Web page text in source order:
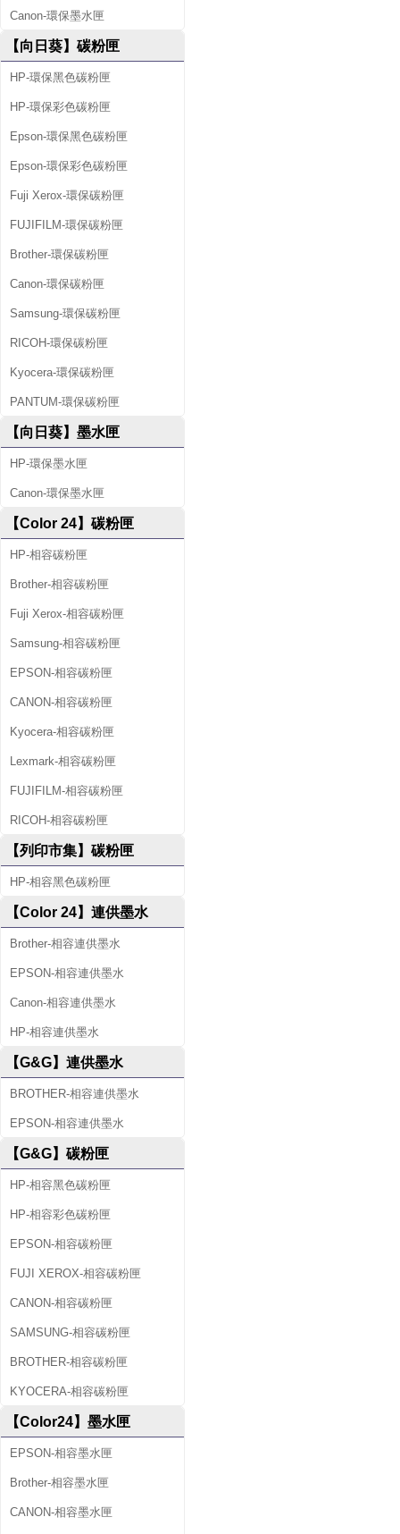
Canon-環保墨水匣
【向日葵】碳粉匣
HP-環保黑色碳粉匣
HP-環保彩色碳粉匣
Epson-環保黑色碳粉匣
Epson-環保彩色碳粉匣
Fuji Xerox-環保碳粉匣
FUJIFILM-環保碳粉匣
Brother-環保碳粉匣
Canon-環保碳粉匣
Samsung-環保碳粉匣
RICOH-環保碳粉匣
Kyocera-環保碳粉匣
PANTUM-環保碳粉匣
【向日葵】墨水匣
HP-環保墨水匣
Canon-環保墨水匣
【Color 24】碳粉匣
HP-相容碳粉匣
Brother-相容碳粉匣
Fuji Xerox-相容碳粉匣
Samsung-相容碳粉匣
EPSON-相容碳粉匣
CANON-相容碳粉匣
Kyocera-相容碳粉匣
Lexmark-相容碳粉匣
FUJIFILM-相容碳粉匣
RICOH-相容碳粉匣
【列印市集】碳粉匣
HP-相容黑色碳粉匣
【Color 24】連供墨水
Brother-相容連供墨水
EPSON-相容連供墨水
Canon-相容連供墨水
HP-相容連供墨水
【G&G】連供墨水
BROTHER-相容連供墨水
EPSON-相容連供墨水
【G&G】碳粉匣
HP-相容黑色碳粉匣
HP-相容彩色碳粉匣
EPSON-相容碳粉匣
FUJI XEROX-相容碳粉匣
CANON-相容碳粉匣
SAMSUNG-相容碳粉匣
BROTHER-相容碳粉匣
KYOCERA-相容碳粉匣
【Color24】墨水匣
EPSON-相容墨水匣
Brother-相容墨水匣
CANON-相容墨水匣